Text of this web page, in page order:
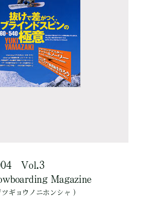
Vol.3
Magazine
ギョウノニホンシャ ）